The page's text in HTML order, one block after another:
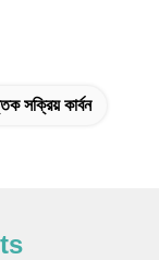
সক্রিয় কার্বন